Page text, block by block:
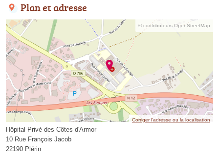
Plan et adresse
© contributeurs OpenStreetMap
Corriger l’adresse ou la localisation
Hôpital Privé des Côtes d'Armor
10 Rue François Jacob
22190 Plérin